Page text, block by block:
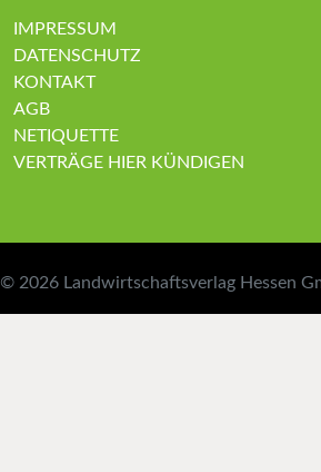
IMPRESSUM
DATENSCHUTZ
KONTAKT
AGB
NETIQUETTE
VERTRÄGE HIER KÜNDIGEN
© 2026 Landwirtschaftsverlag Hessen